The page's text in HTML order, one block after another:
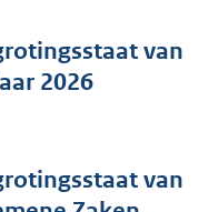
s
g
t
t
van
2026
van